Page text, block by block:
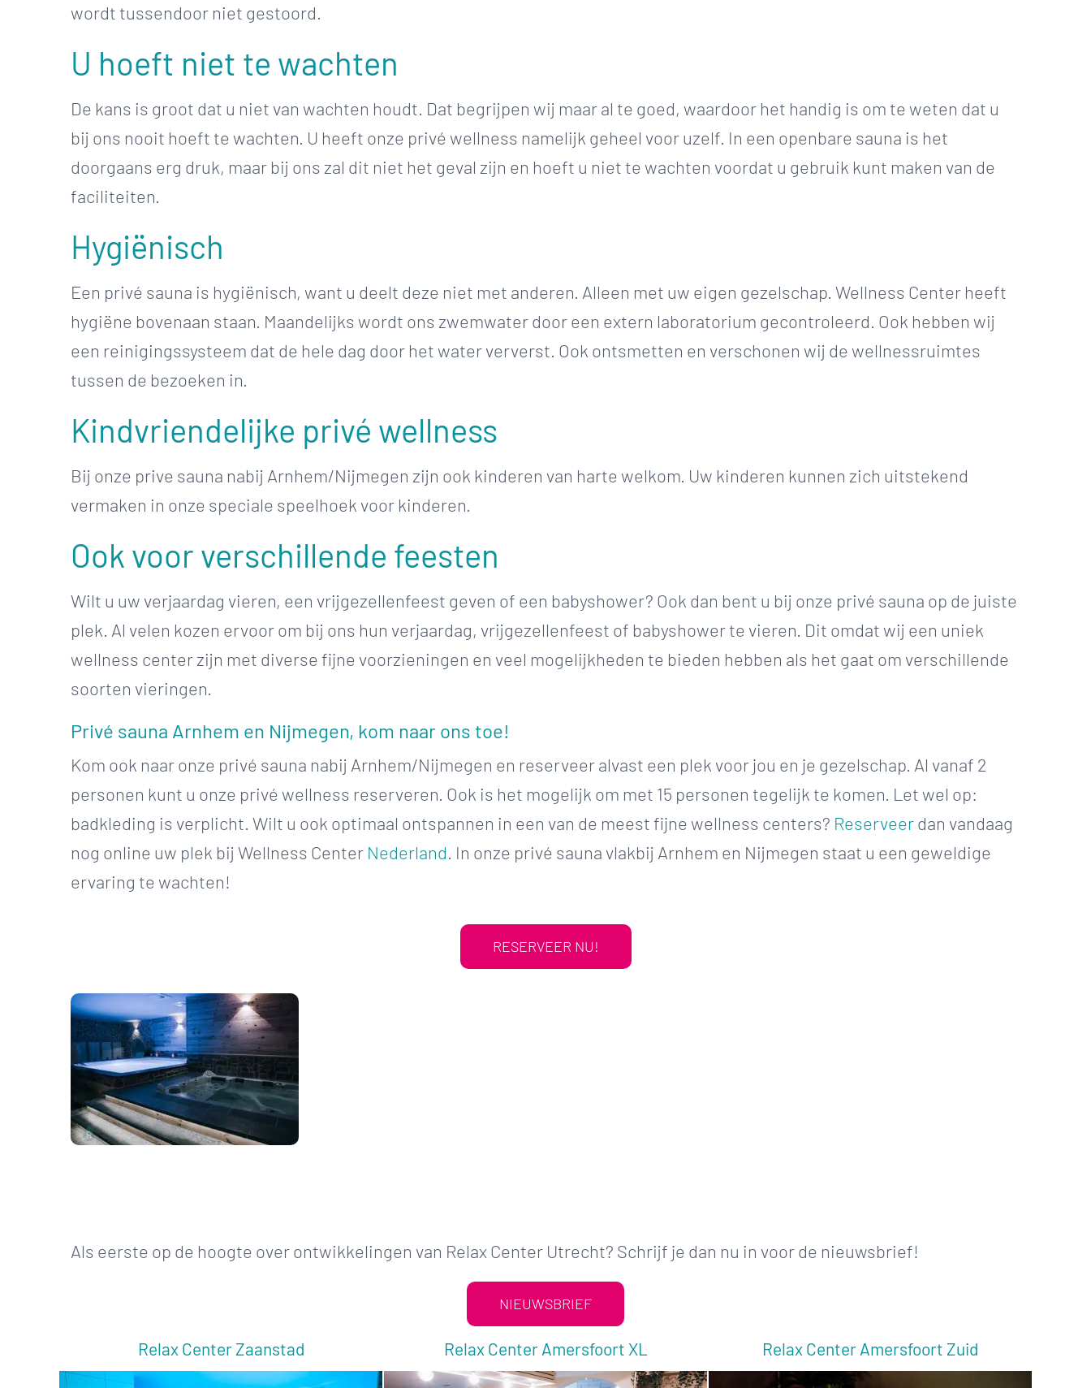
wordt tussendoor niet gestoord.
U hoeft niet te wachten
De kans is groot dat u niet van wachten houdt. Dat begrijpen wij maar al te goed, waardoor het handig is om te weten dat u
bij ons nooit hoeft te wachten. U heeft onze privé wellness namelijk geheel voor uzelf. In een openbare sauna is het
doorgaans erg druk, maar bij ons zal dit niet het geval zijn en hoeft u niet te wachten voordat u gebruik kunt maken van de
faciliteiten.
Hygiënisch
Een privé sauna is hygiënisch, want u deelt deze niet met anderen. Alleen met uw eigen gezelschap. Wellness Center heeft
hygiëne bovenaan staan. Maandelijks wordt ons zwemwater door een extern laboratorium gecontroleerd. Ook hebben wij
een reinigingssysteem dat de hele dag door het water ververst. Ook ontsmetten en verschonen wij de wellnessruimtes
tussen de bezoeken in.
Kindvriendelijke privé wellness
Bij onze prive sauna nabij Arnhem/Nijmegen zijn ook kinderen van harte welkom. Uw kinderen kunnen zich uitstekend
vermaken in onze speciale speelhoek voor kinderen.
Ook voor verschillende feesten
Wilt u uw verjaardag vieren, een vrijgezellenfeest geven of een babyshower? Ook dan bent u bij onze privé sauna op de juiste
plek. Al velen kozen ervoor om bij ons hun verjaardag, vrijgezellenfeest of babyshower te vieren. Dit omdat wij een uniek
wellness center zijn met diverse fijne voorzieningen en veel mogelijkheden te bieden hebben als het gaat om verschillende
soorten vieringen.
Privé sauna Arnhem en Nijmegen, kom naar ons toe!
Kom ook naar onze privé sauna nabij Arnhem/Nijmegen en reserveer alvast een plek voor jou en je gezelschap. Al vanaf 2
personen kunt u onze privé wellness reserveren. Ook is het mogelijk om met 15 personen tegelijk te komen. Let wel op:
badkleding is verplicht. Wilt u ook optimaal ontspannen in een van de meest fijne wellness centers? Reserveerdan vandaag
nog online uw plek bij Wellness Center Nederland . In onze privé sauna vlakbij Arnhem en Nijmegen staat u een geweldige
ervaring te wachten!
RESERVEER NU!
Als eerste op de hoogte over ontwikkelingen van Relax Center Utrecht? Schrijf je dan nu in voor de nieuwsbrief!
NIEUWSBRIEF
Relax Center Zaanstad Relax Center Amersfoort XL Relax Center Amersfoort Zuid